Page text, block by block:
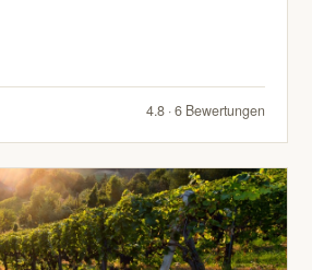
4.8 · 6 Bewertungen